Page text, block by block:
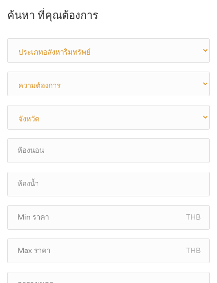
ค้นหา ที่คุณต้องการ
THB
THB